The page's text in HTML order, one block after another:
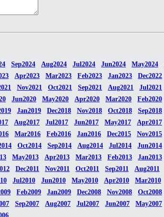
Sep2024 Aug2024 Jul2024 Jun2024 May2024
Apr2023 Mar2023 Feb2023 Jan2023 Dec2022
Nov2021 Oct2021 Sep2021 Aug2021 Jul2021
Jun2020 May2020 Apr2020 Mar2020 Feb2020
Jan2019 Dec2018 Nov2018 Oct2018 Sep2018
Aug2017 Jul2017 Jun2017 May2017 Apr2017
Mar2016 Feb2016 Jan2016 Dec2015 Nov2015
Oct2014 Sep2014 Aug2014 Jul2014 Jun2014
May2013 Apr2013 Mar2013 Feb2013 Jan2013
Dec2011 Nov2011 Oct2011 Sep2011 Aug2011
Jul2010 Jun2010 May2010 Apr2010 Mar2010
Feb2009 Jan2009 Dec2008 Nov2008 Oct2008
Sep2007 Aug2007 Jul2007 Jun2007 May2007